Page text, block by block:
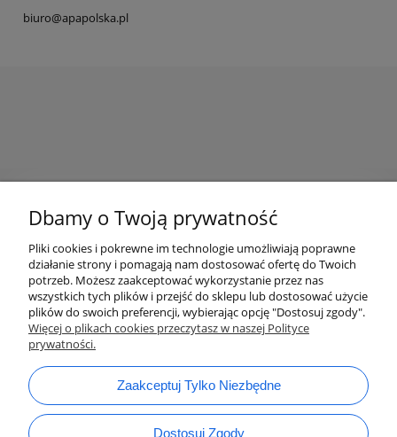
biuro@apapolska.pl
Zakupy w Crearte
Pomoc
Dbamy o Twoją prywatność
Pliki cookies i pokrewne im technologie umożliwiają poprawne
działanie strony i pomagają nam dostosować ofertę do Twoich
potrzeb. Możesz zaakceptować wykorzystanie przez nas
wszystkich tych plików i przejść do sklepu lub dostosować użycie
plików do swoich preferencji, wybierając opcję "Dostosuj zgody".
Więcej o plikach cookies przeczytasz w naszej Polityce
prywatności.
Zaakceptuj Tylko Niezbędne
Dostosuj Zgody